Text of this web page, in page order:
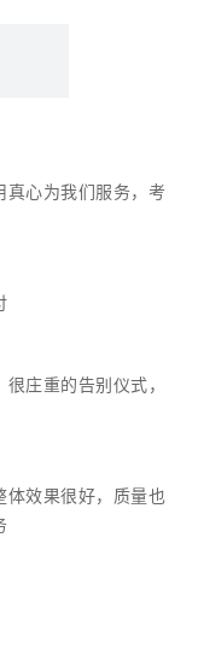
真心为我们服务，考
庄重的告别仪式，
体效果很好，质量也